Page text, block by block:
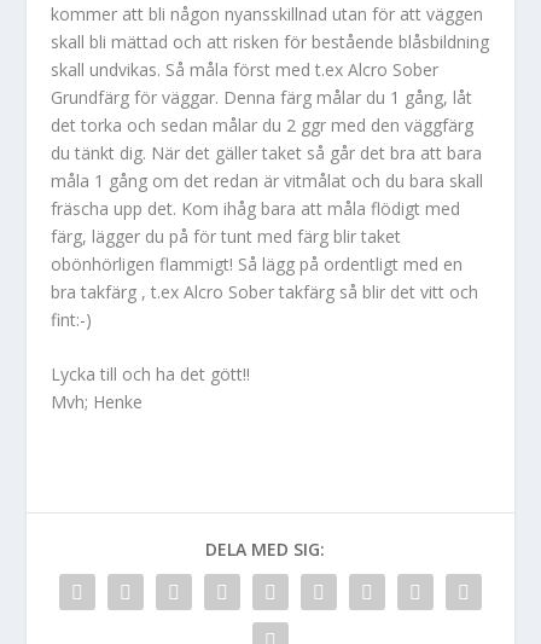
kommer att bli någon nyansskillnad utan för att väggen
skall bli mättad och att risken för bestående blåsbildning
skall undvikas. Så måla först med t.ex Alcro Sober
Grundfärg för väggar. Denna färg målar du 1 gång, låt
det torka och sedan målar du 2 ggr med den väggfärg
du tänkt dig. När det gäller taket så går det bra att bara
måla 1 gång om det redan är vitmålat och du bara skall
fräscha upp det. Kom ihåg bara att måla flödigt med
färg, lägger du på för tunt med färg blir taket
obönhörligen flammigt! Så lägg på ordentligt med en
bra takfärg , t.ex Alcro Sober takfärg så blir det vitt och
fint:-)
Lycka till och ha det gött!!
Mvh; Henke
DELA MED SIG: